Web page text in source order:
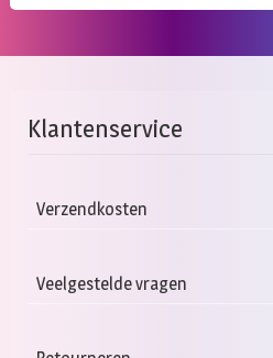
Klantenservice
Verzendkosten
Veelgestelde vragen